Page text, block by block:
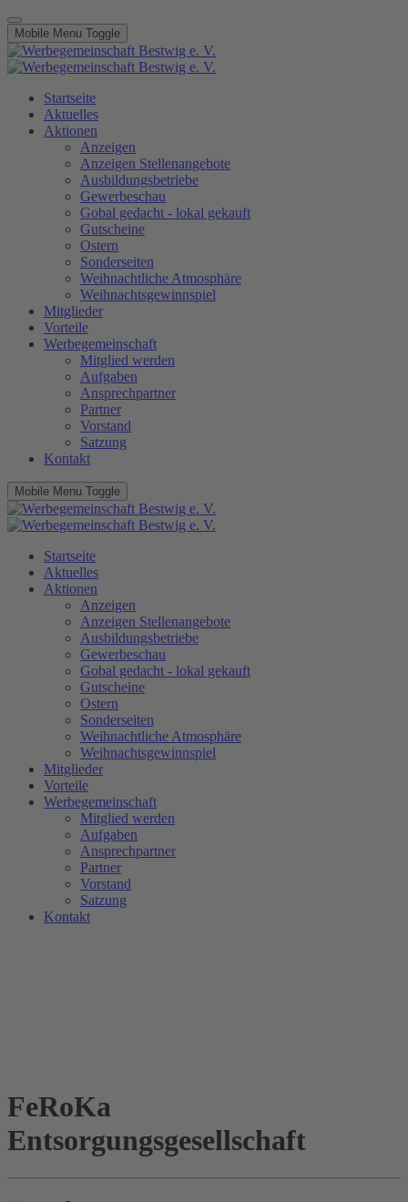
Mobile Menu Toggle
Startseite
Aktuelles
Aktionen
Anzeigen
Anzeigen Stellenangebote
Ausbildungsbetriebe
Gewerbeschau
Gobal gedacht - lokal gekauft
Gutscheine
Ostern
Sonderseiten
Weihnachtliche Atmosphäre
Weihnachtsgewinnspiel
Mitglieder
Vorteile
Werbegemeinschaft
Mitglied werden
Aufgaben
Ansprechpartner
Partner
Vorstand
Satzung
Kontakt
Mobile Menu Toggle
Startseite
Aktuelles
Aktionen
Anzeigen
Anzeigen Stellenangebote
Ausbildungsbetriebe
Gewerbeschau
Gobal gedacht - lokal gekauft
Gutscheine
Ostern
Sonderseiten
Weihnachtliche Atmosphäre
Weihnachtsgewinnspiel
Mitglieder
Vorteile
Werbegemeinschaft
Mitglied werden
Aufgaben
Ansprechpartner
Partner
Vorstand
Satzung
Kontakt
FeRoKa
Entsorgungsgesellschaft